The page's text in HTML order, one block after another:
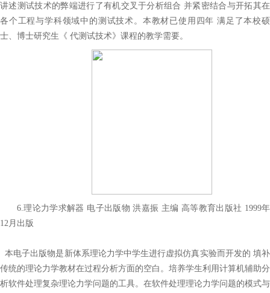
讲述测试技术的弊端进行了有机交叉于分析组合 并紧密结合与开拓其在
各个工程与学科领域中的测试技术。本教材已使用四年 满足了本校硕
士、博士研究生《 代测试技术》课程的教学需要。
6.理论力学求解器 电子出版物 洪嘉振 主编 高等教育出版社 1999年
12月出版
本电子出版物是新体系理论力学中学生进行虚拟仿真实验而开发的 填补
传统的理论力学教材在过程分析方面的空白。培养学生利用计算机辅助分
析软件处理复杂理论力学问题的工具。在软件处理理论力学问题的模式与